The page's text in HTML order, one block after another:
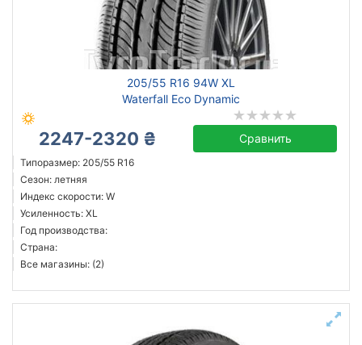
205/55 R16 94W XL
Waterfall Eco Dynamic
2247-2320 ₴ Сравнить
Типоразмер: 205/55 R16
Сезон: летняя
Индекс скорости: W
Усиленность: XL
Год производства:
Страна:
Все магазины: (2)